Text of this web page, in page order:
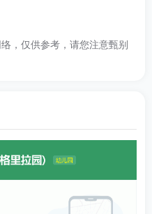
，仅供参考，请您注意甄别